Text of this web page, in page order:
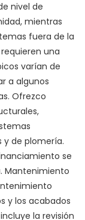
nivel de
mientras
fuera de la
una
varían de
a algunos
Ofrezco
de plomería.
se
Mantenimiento
y los acabados
la revisión